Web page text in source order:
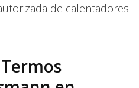
de calentadores